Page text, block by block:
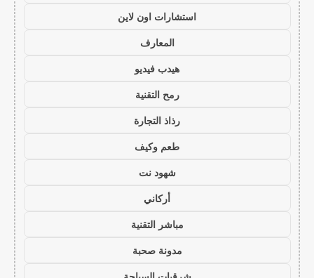
استشارات اون لاين
المعارف
هيدب فيديو
رمح التقنية
رذاذ التجارة
طعم وكيف
شهود نت
أركاني
مباشر التقنية
مدونة صحبة